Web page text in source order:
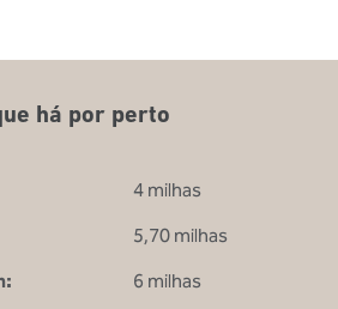
há por perto
4 milhas
5,70 milhas
6 milhas